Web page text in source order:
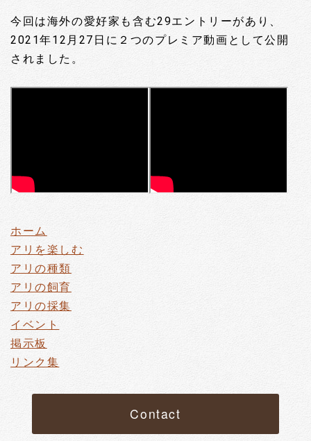
今回は海外の愛好家も含む29エントリーがあり、
2021年12月27日に２つのプレミア動画として公開
されました。
ホーム
アリを楽しむ
アリの種類
アリの飼育
アリの採集
イベント
掲示板
リンク集
Contact